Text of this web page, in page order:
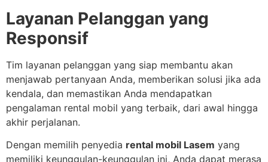
Layanan Pelanggan yang
Responsif
Tim layanan pelanggan yang siap membantu akan
menjawab pertanyaan Anda, memberikan solusi jika ada
kendala, dan memastikan Anda mendapatkan
pengalaman rental mobil yang terbaik, dari awal hingga
akhir perjalanan.
Dengan memilih penyedia rental mobil Lasem yang
memiliki keunggulan-keunggulan ini, Anda dapat merasa